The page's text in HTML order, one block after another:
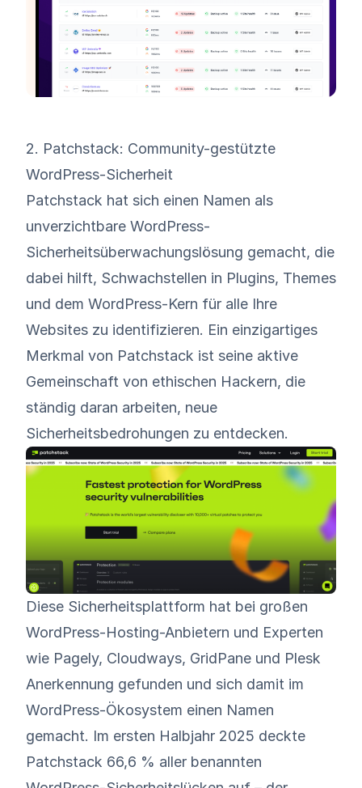
2. Patchstack: Community-gestützte
WordPress-Sicherheit
Patchstack hat sich einen Namen als
unverzichtbare WordPress-
Sicherheitsüberwachungslösung gemacht, die
dabei hilft, Schwachstellen in Plugins, Themes
und dem WordPress-Kern für alle Ihre
Websites zu identifizieren. Ein einzigartiges
Merkmal von Patchstack ist seine aktive
Gemeinschaft von ethischen Hackern, die
ständig daran arbeiten, neue
Sicherheitsbedrohungen zu entdecken.
Diese Sicherheitsplattform hat bei großen
WordPress-Hosting-Anbietern und Experten
wie Pagely, Cloudways, GridPane und Plesk
Anerkennung gefunden und sich damit im
WordPress-Ökosystem einen Namen
gemacht. Im ersten Halbjahr 2025 deckte
Patchstack 66,6 % aller benannten